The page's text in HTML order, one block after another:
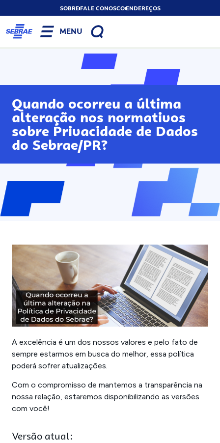
SOBREFALE CONOSCOENDEREÇOS
MENU
Quando ocorreu a última
alteração nos normativos
sobre Privacidade de Dados
do Sebrae/PR?
A excelência é um dos nossos valores e pelo fato de
sempre estarmos em busca do melhor, essa política
poderá sofrer atualizações.
Com o compromisso de mantemos a transparência na
nossa relação, estaremos disponibilizando as versões
com você!
Versão atual: